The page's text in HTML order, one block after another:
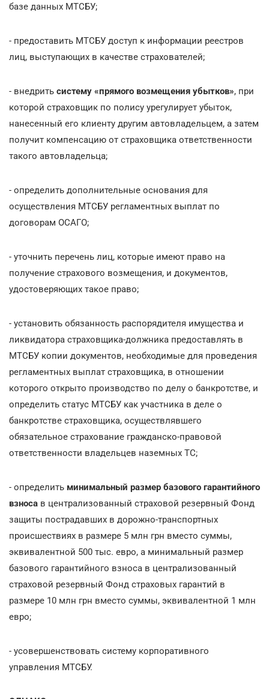
базе данных МТСБУ;
- предоставить МТСБУ доступ к информации реестров
лиц, выступающих в качестве страхователей;
- внедрить систему «прямого возмещения убытков», при
которой страховщик по полису урегулирует убыток,
нанесенный его клиенту другим автовладельцем, а затем
получит компенсацию от страховщика ответственности
такого автовладельца;
- определить дополнительные основания для
осуществления МТСБУ регламентных выплат по
договорам ОСАГО;
- уточнить перечень лиц, которые имеют право на
получение страхового возмещения, и документов,
удостоверяющих такое право;
- установить обязанность распорядителя имущества и
ликвидатора страховщика-должника предоставлять в
МТСБУ копии документов, необходимые для проведения
регламентных выплат страховщика, в отношении
которого открыто производство по делу о банкротстве, и
определить статус МТСБУ как участника в деле о
банкротстве страховщика, осуществлявшего
обязательное страхование гражданско-правовой
ответственности владельцев наземных ТС;
- определить минимальный размер базового гарантийного
взноса в централизованный страховой резервный Фонд
защиты пострадавших в дорожно-транспортных
происшествиях в размере 5 млн грн вместо суммы,
эквивалентной 500 тыс. евро, а минимальный размер
базового гарантийного взноса в централизованный
страховой резервный Фонд страховых гарантий в
размере 10 млн грн вместо суммы, эквивалентной 1 млн
евро;
- усовершенствовать систему корпоративного
управления МТСБУ.